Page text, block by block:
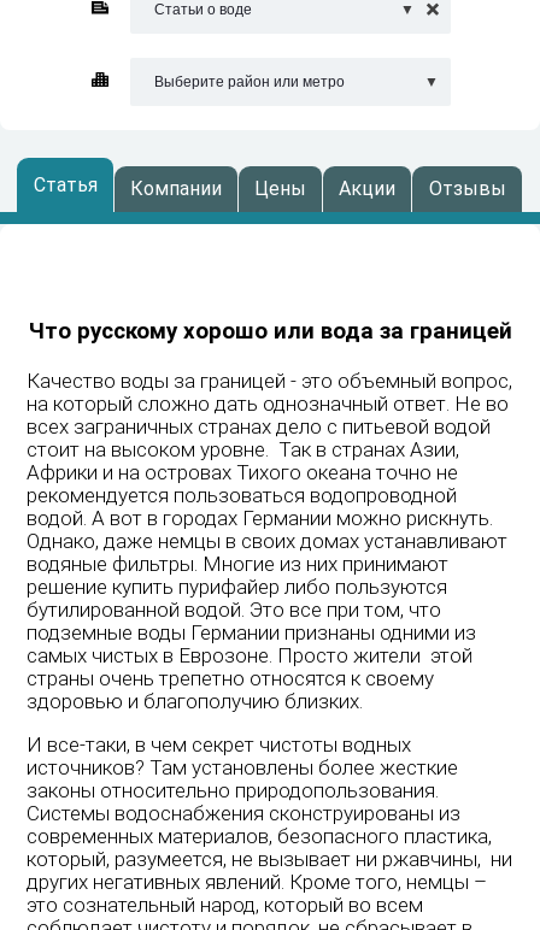
Статьи о воде 
Выберите район или метро
Статья Компании Цены Акции Отзывы
Что русскому хорошо или вода за границей
Качество воды за границей - это объемный вопрос,
на который сложно дать однозначный ответ. Не во
всех заграничных странах дело с питьевой водой
стоит на высоком уровне. Так в странах Азии,
Африки и на островах Тихого океана точно не
рекомендуется пользоваться водопроводной
водой. А вот в городах Германии можно рискнуть.
Однако, даже немцы в своих домах устанавливают
водяные фильтры. Многие из них принимают
решение купить пурифайер либо пользуются
бутилированной водой. Это все при том, что
подземные воды Германии признаны одними из
самых чистых в Еврозоне. Просто жители этой
страны очень трепетно относятся к своему
здоровью и благополучию близких.
И все-таки, в чем секрет чистоты водных
источников? Там установлены более жесткие
законы относительно природопользования.
Системы водоснабжения сконструированы из
современных материалов, безопасного пластика,
который, разумеется, не вызывает ни ржавчины, ни
других негативных явлений. Кроме того, немцы –
это сознательный народ, который во всем